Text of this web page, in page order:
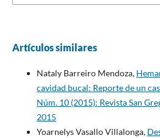
Artículos similares
Nataly Barreiro Mendoza,
cavidad bucal: Reporte de un
Núm. 10 (2015): Revista San
2015
Yoarnelys Vasallo Villalonga,